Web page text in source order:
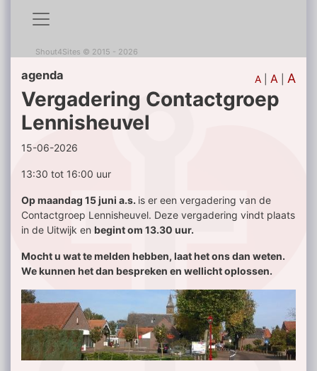
Shout4Sites © 2015 - 2026
A A A
agenda
Vergadering Contactgroep
Lennisheuvel
15-06-2026
13:30 tot 16:00 uur
Op maandag 15 juni a.s. is er een vergadering van de
Contactgroep Lennisheuvel. Deze vergadering vindt plaats
in de Uitwijk en begint om 13.30 uur.
Mocht u wat te melden hebben, laat het ons dan weten.
We kunnen het dan bespreken en wellicht oplossen.